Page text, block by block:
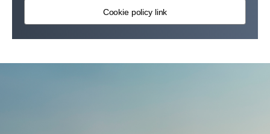
Cookie policy link